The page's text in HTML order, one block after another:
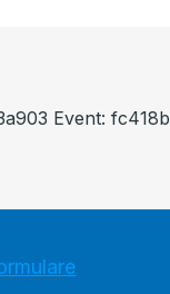
Event: